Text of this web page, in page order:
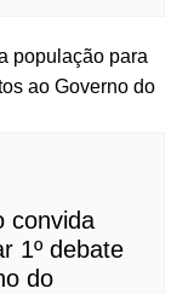
convida
1º debate
do